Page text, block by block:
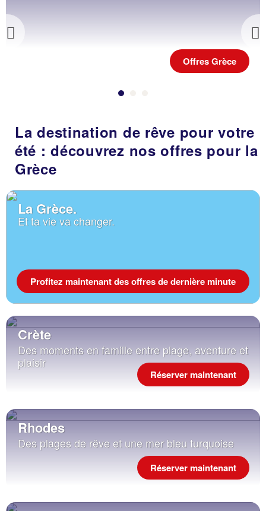
Previous
Offres Grèce
La destination de rêve pour votre
été : découvrez nos offres pour la
Grèce
La Grèce.
Et ta vie va changer.
Profitez maintenant des offres de dernière minute
Crète
Des moments en famille entre plage, aventure et
plaisir
Réserver maintenant
Rhodes
Des plages de rêve et une mer bleu turquoise
Réserver maintenant